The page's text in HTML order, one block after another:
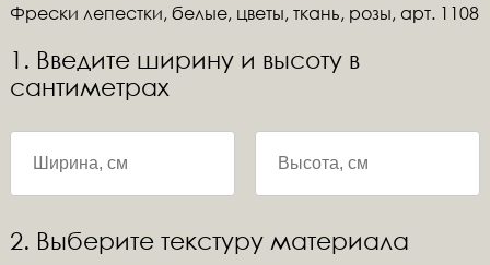
Фрески лепестки, белые, цветы, ткань, розы, арт. 1108
1. Введите ширину и высоту в
сантиметрах
2. Выберите текстуру материала